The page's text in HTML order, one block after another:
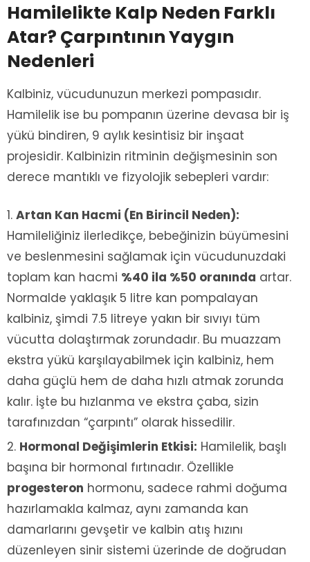
Hamilelikte Kalp Neden Farklı
Atar? Çarpıntının Yaygın
Nedenleri
Kalbiniz, vücudunuzun merkezi pompasıdır.
Hamilelik ise bu pompanın üzerine devasa bir iş
yükü bindiren, 9 aylık kesintisiz bir inşaat
projesidir. Kalbinizin ritminin değişmesinin son
derece mantıklı ve fizyolojik sebepleri vardır:
Artan Kan Hacmi (En Birincil Neden):
Hamileliğiniz ilerledikçe, bebeğinizin büyümesini
ve beslenmesini sağlamak için vücudunuzdaki
toplam kan hacmi %40 ila %50 oranında artar.
Normalde yaklaşık 5 litre kan pompalayan
kalbiniz, şimdi 7.5 litreye yakın bir sıvıyı tüm
vücutta dolaştırmak zorundadır. Bu muazzam
ekstra yükü karşılayabilmek için kalbiniz, hem
daha güçlü hem de daha hızlı atmak zorunda
kalır. İşte bu hızlanma ve ekstra çaba, sizin
tarafınızdan “çarpıntı” olarak hissedilir.
Hormonal Değişimlerin Etkisi: Hamilelik, başlı
başına bir hormonal fırtınadır. Özellikle
progesteron hormonu, sadece rahmi doğuma
hazırlamakla kalmaz, aynı zamanda kan
damarlarını gevşetir ve kalbin atış hızını
düzenleyen sinir sistemi üzerinde de doğrudan